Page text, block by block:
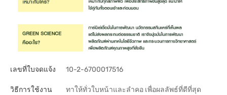
เลขที่ใบจดแจ้ง 10-2-6700017516
วิธีการใช้งาน
ทาให้ทั่วใบหน้าและลำคอ เพื่อผลลัพธ์ที่ดีที่สุด